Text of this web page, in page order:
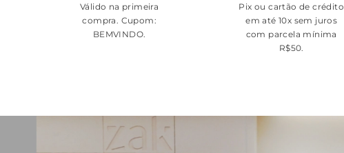
Válido na primeira
compra. Cupom:
BEMVINDO.
Pix ou cartão de crédito
em até 10x sem juros
com parcela mínima
R$50.